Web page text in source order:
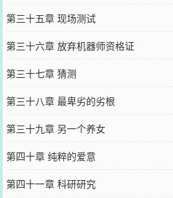
第三十五章 现场测试
第三十六章 放弃机器师资格证
第三十七章 猜测
第三十八章 最卑劣的劣根
第三十九章 另一个养女
第四十章 纯粹的爱意
第四十一章 科研研究